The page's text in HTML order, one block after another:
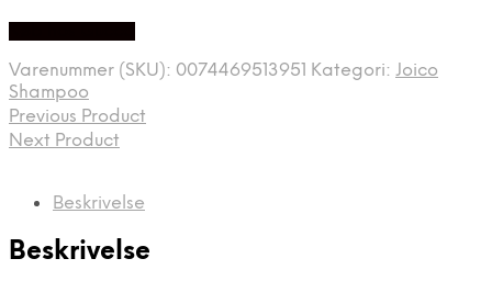
Varenummer (SKU): 0074469513951 Kategori: Joico
Shampoo
Previous Product
Next Product
Beskrivelse
Beskrivelse